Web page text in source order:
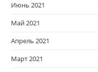
Июнь 2021
Май 2021
Апрель 2021
Март 2021